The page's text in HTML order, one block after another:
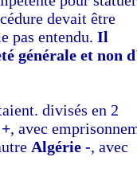
devait être
pas entendu. Il
générale et non
divisés en 2
, avec
Algérie -, avec